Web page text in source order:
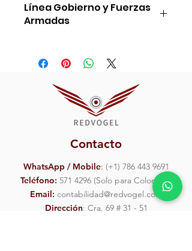
Línea Gobierno y Fuerzas
Armadas
Contacto
WhatsApp / Mobile: (+1) 786 443 9691
Teléfono: 571 4296(Solo para Colombia)
Email: contabilidad@redvogel.com
Dirección: Cra. 69 # 31 - 51